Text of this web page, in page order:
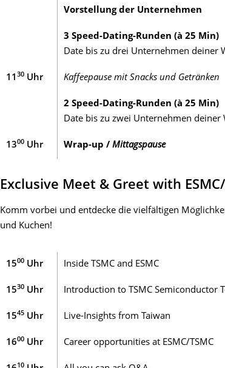
Vorstellung der Unternehmen
3 Speed-Dating-Runden (à 25 Min)
Date bis zu drei Unternehmen deiner
11 30 Uhr Kaffeepause mit Snacks und Getränken
2 Speed-Dating-Runden (à 25 Min)
Date bis zu zwei Unternehmen deiner
1300 Uhr Wrap-up / Mittagspause
Exclusive Meet & Greet with
Komm vorbei und entdecke die vielfältigen
und Kuchen!
1500 Uhr Inside TSMC and ESMC
1530 Uhr Introduction to TSMC Semiconductor
1545 Uhr Live-Insights from Taiwan
1600 Uhr Career opportunities at ESMC/TSMC
10